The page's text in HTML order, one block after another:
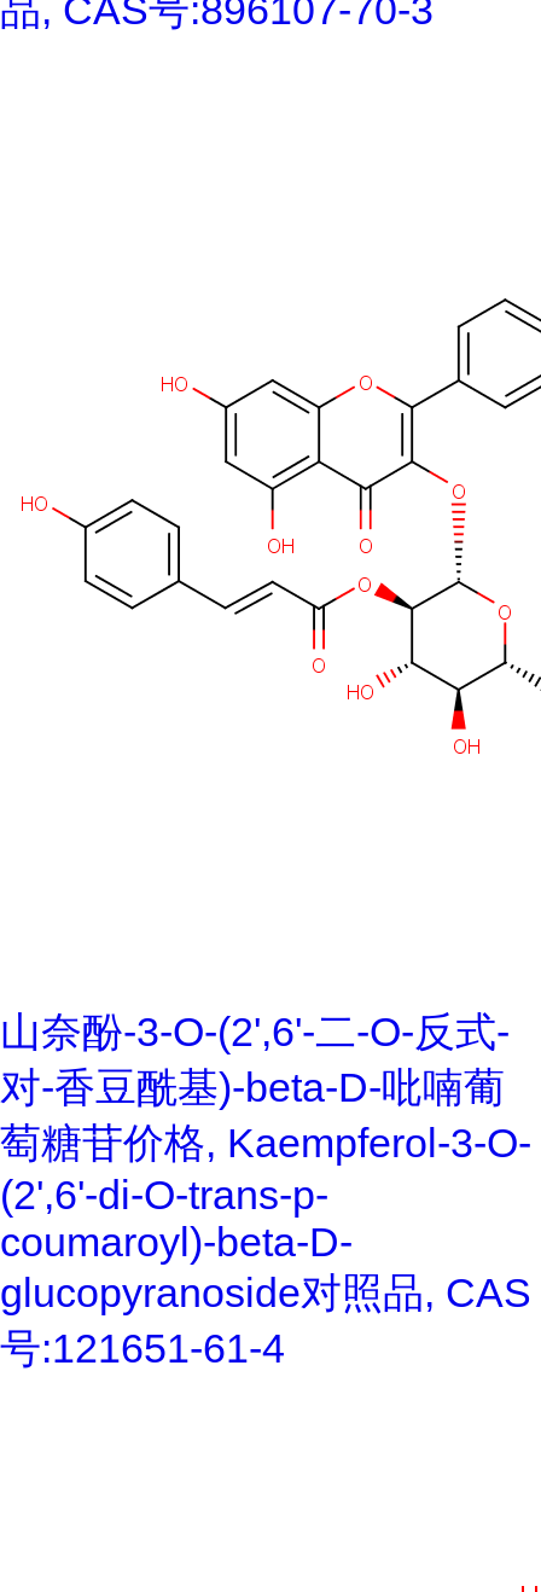
品, CAS号:896107-70-3
山奈酚-3-O-(2',6'-二-O-反式-
对-香豆酰基)-beta-D-吡喃葡
萄糖苷价格, Kaempferol-3-O-
(2',6'-di-O-trans-p-
coumaroyl)-beta-D-
glucopyranoside对照品, CAS
号:121651-61-4